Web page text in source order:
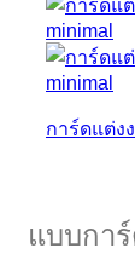
การ์ดแต่ง
แบบกา